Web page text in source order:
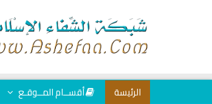
الرئيسة أقســام المــوقـع